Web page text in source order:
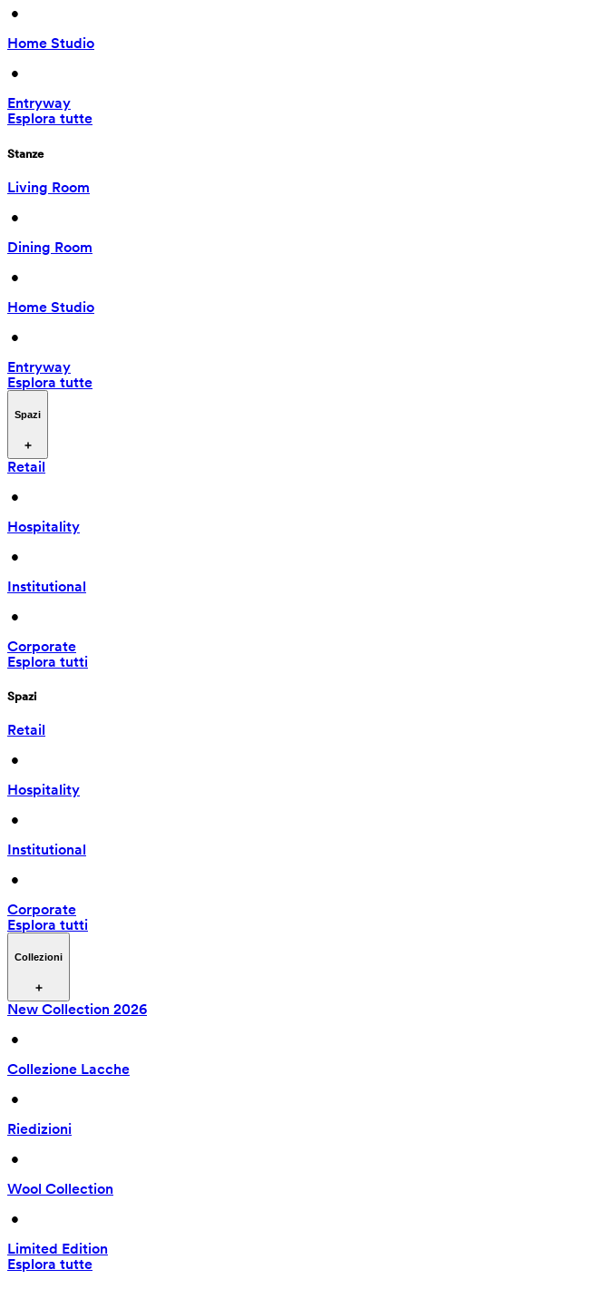
•
Home Studio
•
Entryway
Esplora tutte
Stanze
Living Room
•
Dining Room
•
Home Studio
•
Entryway
Esplora tutte
Spazi
Retail
•
Hospitality
•
Institutional
•
Corporate
Esplora tutti
Spazi
Retail
•
Hospitality
•
Institutional
•
Corporate
Esplora tutti
Collezioni
New Collection 2026
•
Collezione Lacche
•
Riedizioni
•
Wool Collection
•
Limited Edition
Esplora tutte